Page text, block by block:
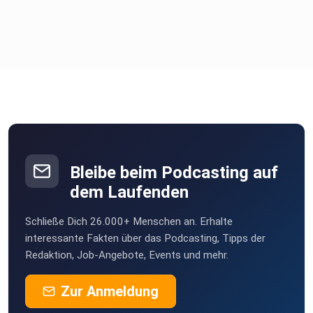
(00:18:11) Trainerstationen: Grödig, Wiener Neustadt und
WAC
(00:21:15) Chaos in Litauen: Pfeifenbergers kuriose
Auslandsstation
(00:25:08) Comeback-Gedanken bei Austria Salzburg und
Engagement
Bleibe beim Podcasting auf
dem Laufenden
Schließe Dich 26.000+ Menschen an. Erhalte
interessante Fakten über das Podcasting, Tipps der
Redaktion, Job-Angebote, Events und mehr.
Zur Anmeldung